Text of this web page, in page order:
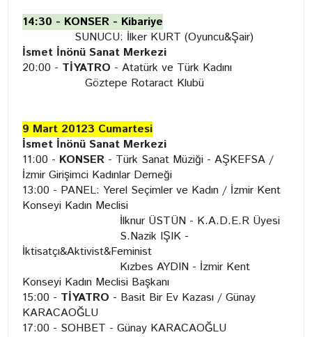
14:30 - KONSER - Kibariye
SUNUCU: İlker KURT (Oyuncu&Şair)
İsmet İnönü Sanat Merkezi
20:00 - TİYATRO - Atatürk ve Türk Kadını
Göztepe Rotaract Klubü
9 Mart 20123 Cumartesi
İsmet İnönü Sanat Merkezi
11:00 - KONSER - Türk Sanat Müziği - AŞKEFSA /
İzmir Girişimci Kadınlar Derneği
13:00 - PANEL: Yerel Seçimler ve Kadın / İzmir Kent
Konseyi Kadın Meclisi
İlknur ÜSTÜN - K.A.D.E.R Üyesi
S.Nazik IŞIK -
İktisatçı&Aktivist&Feminist
Kızbes AYDIN - İzmir Kent
Konseyi Kadın Meclisi Başkanı
15:00 - TİYATRO - Basit Bir Ev Kazası / Günay
KARACAOĞLU
17:00 - SOHBET - Günay KARACAOĞLU